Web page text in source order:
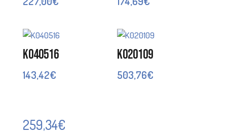
K040516
143,42€
K020109
503,76€
259,34€